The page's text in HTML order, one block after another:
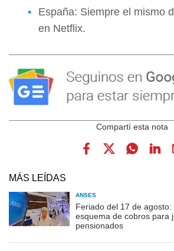
España: Siempre el mismo
en Netflix.
MÁS LEÍDAS
ANSES
Feriado del 17 de agosto:
esquema de cobros para
pensionados